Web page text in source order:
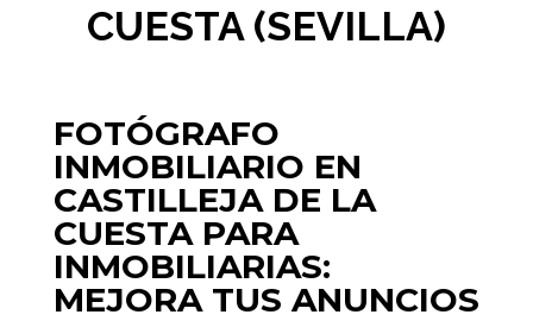
CUESTA (SEVILLA)
FOTÓGRAFO
INMOBILIARIO EN
CASTILLEJA DE LA
CUESTA PARA
INMOBILIARIAS:
MEJORA TUS ANUNCIOS